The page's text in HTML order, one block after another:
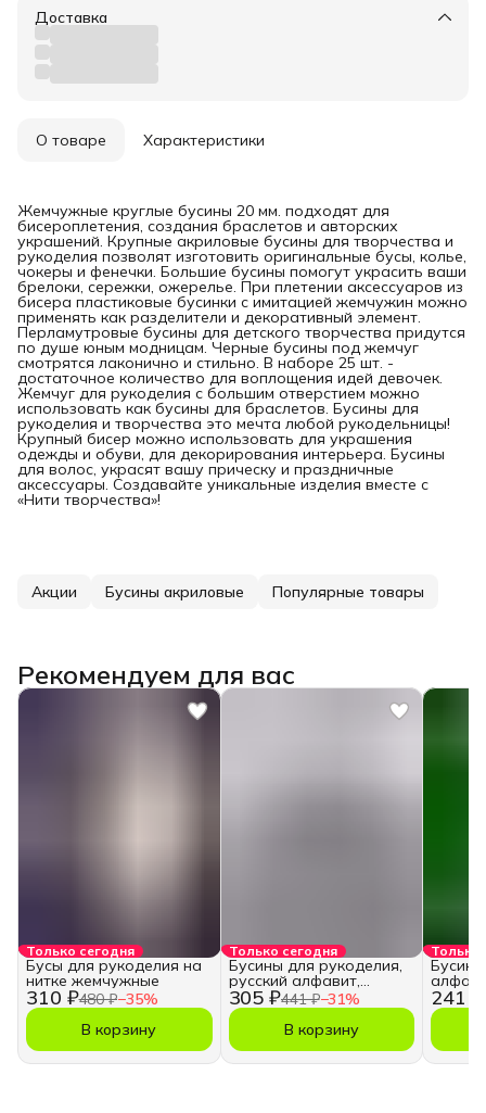
Доставка
О товаре Характеристики
Жемчужные круглые бусины 20 мм. подходят для
бисероплетения, создания браслетов и авторских
украшений. Крупные акриловые бусины для творчества и
рукоделия позволят изготовить оригинальные бусы, колье,
чокеры и фенечки. Большие бусины помогут украсить ваши
брелоки, сережки, ожерелье. При плетении аксессуаров из
бисера пластиковые бусинки с имитацией жемчужин можно
применять как разделители и декоративный элемент.
Перламутровые бусины для детского творчества придутся
по душе юным модницам. Черные бусины под жемчуг
смотрятся лаконично и стильно. В наборе 25 шт. -
достаточное количество для воплощения идей девочек.
Жемчуг для рукоделия с большим отверстием можно
использовать как бусины для браслетов. Бусины для
рукоделия и творчества это мечта любой рукодельницы!
Крупный бисер можно использовать для украшения
одежды и обуви, для декорирования интерьера. Бусины
для волос, украсят вашу прическу и праздничные
аксессуары. Создавайте уникальные изделия вместе с
«Нити творчества»!
Акции Бусины акриловые Популярные товары
Рекомендуем для вас
Только сегодня
310 ₽480 ₽−35%
Бусы для рукоделия на
нитке жемчужные
В корзину
Только сегодня
305 ₽441 ₽−31%
Бусины для рукоделия,
русский алфавит,
кубики
В корзину
Только
241 ₽